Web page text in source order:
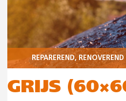
REPAREREND,
GRIJS